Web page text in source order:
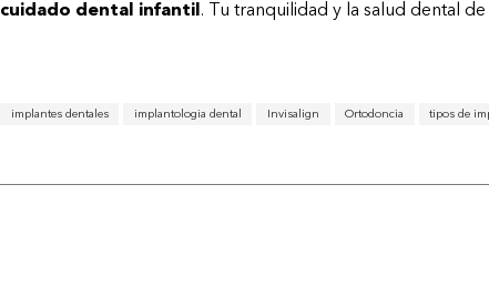
cuidado dental infantil . Tu tranquilidad y la salud dental
implantes dentales implantologia dental Invisalign Ortodoncia tipos de